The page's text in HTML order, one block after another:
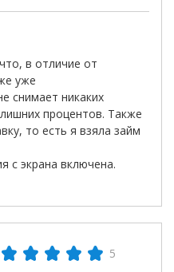
в отличие от
уже
снимает никаких
процентов. Также
то есть я взяла займ
с экрана включена.
5